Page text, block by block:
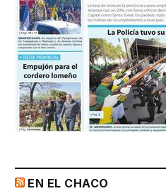
EN EL CHACO